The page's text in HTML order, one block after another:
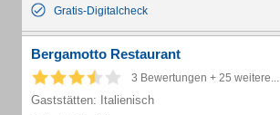
Gratis-Digitalcheck
Bergamotto Restaurant
3 Bewertungen + 25 weitere...
Gaststätten: Italienisch